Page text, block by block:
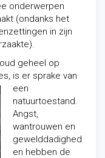
onderwerpen
(ondanks het
in zijn
geheel op
is er sprake van
een
natuurtoestand.
Angst,
wantrouwen en
gewelddadighed
en hebben de